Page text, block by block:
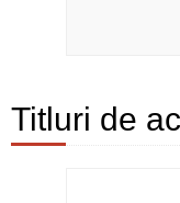
Titluri de